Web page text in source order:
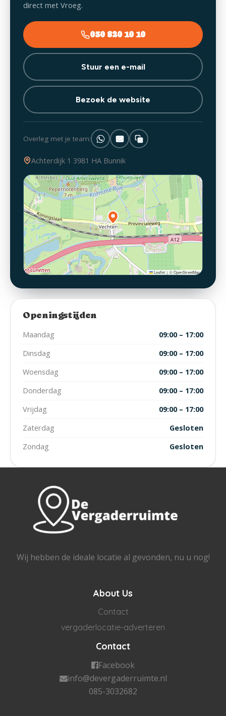
direct met Vroeg.
030 820 10 10
Stuur een e-mail
Bezoek de website
Overleg met je team:
Achterdijk 1 3981 HA Bunnik
Leaflet | © OpenStreetMap
Openingstijden
Maandag
09:00 – 17:00
Dinsdag
09:00 – 17:00
Woensdag
09:00 – 17:00
Donderdag
09:00 – 17:00
Vrijdag
09:00 – 17:00
Zaterdag
Gesloten
Zondag
Gesloten
Wij hebben de ideale locatie al gevonden, nu u nog!
About Us
Contact
vergaderlocatie-adverteren
Contact
Facebook
info@devergaderruimte.nl
085-3032682